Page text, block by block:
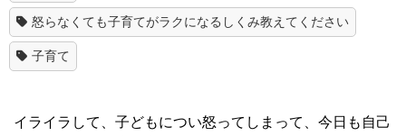
怒らなくても子育てがラクになるしくみ教えてください
子育て
イライラして、子どもについ怒ってしまって、今日も自己